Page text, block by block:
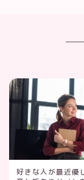
好きな人が最近優